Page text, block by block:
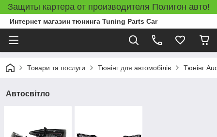
Защиты картера от производителя Полигон авто!
Интернет магазин тюнинга Tuning Parts Car
Товари та послуги Тюнінг для автомобілів Тюнінг
Автосвітло